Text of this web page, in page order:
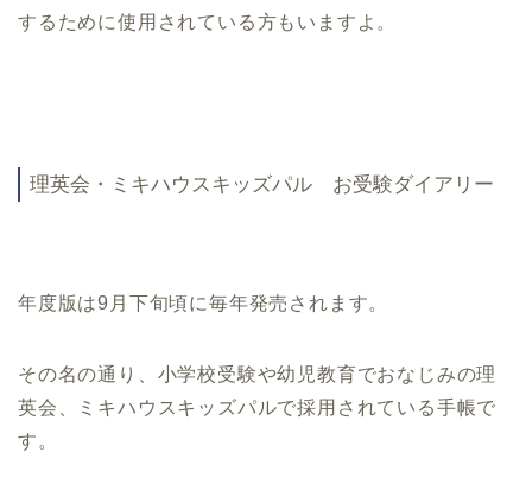
するために使用されている方もいますよ。
理英会・ミキハウスキッズパル お受験ダイアリー
年度版は9月下旬頃に毎年発売されます。
その名の通り、小学校受験や幼児教育でおなじみの理
英会、ミキハウスキッズパルで採用されている手帳で
す。